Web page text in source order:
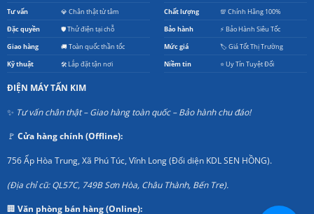
Tư vấn 💎 Chân thật từ tâm
Đặc quyền 🛡️ Thử điện tại chỗ
Giao hàng 🚚 Toàn quốc thần tốc
Kỹ thuật 🛠️ Lắp đặt tận nơi
Chất lượng 💯 Chính Hãng 100%
Bảo hành ⚡ Bảo Hành Siêu Tốc
Mức giá 🏷️ Giá Tốt Thị Trường
Niềm tin ⭐ Uy Tín Tuyệt Đối
ĐIỆN MÁY TẤN KIM
✨ Tư vấn chân thật – Giao hàng toàn quốc – Bảo hành chu đáo!
🚩 Cửa hàng chính (Offline):
756 Ấp Hòa Trung, Xã Phú Túc, Vĩnh Long (Đối diện KDL SEN HỒNG).
(Địa chỉ cũ: QL57C, 749B Sơn Hòa, Châu Thành, Bến Tre).
🏢 Văn phòng bán hàng (Online):